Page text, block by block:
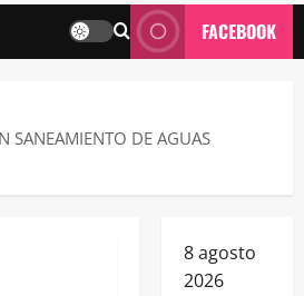
FACEBOOK
SANEAMIENTO DE AGUAS
8 agosto
2026